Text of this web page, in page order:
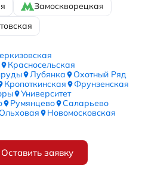
Замоскворецкая
Красносельская
Лубянка
Охотный Ряд
Кропоткинская
Фрунзенская
Университет
Румянцево
Саларьево
Ольховая
Новомосковская
Оставить заявку